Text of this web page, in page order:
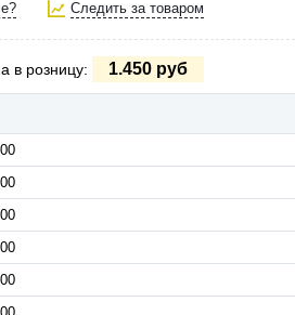
Следить за товаром
в розницу: 1.450 руб